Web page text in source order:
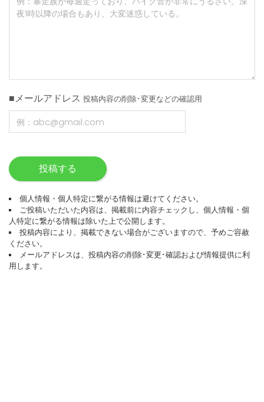
■メールアドレス 投稿内容の削除･変更などの確認用
投稿する
個人情報・個人特定に繋がる情報は避けてください。
ご投稿いただいた内容は、掲載前に内容チェックし、個人情報・個
人特定に繋がる情報は除いた上で公開します。
投稿内容により、掲載できない場合がございますので、予めご容赦
ください。
メールアドレスは、投稿内容の削除･変更･確認および情報提供に利
用します。